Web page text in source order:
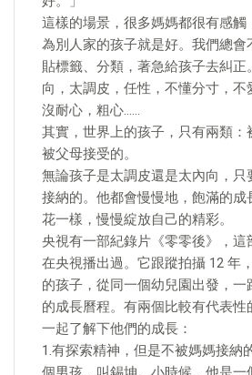
這樣的場景，很多媽媽都很有感觸
為別人家的孩子就是好。我們總會
貼標籤、分類，著急給孩子去糾正
向，太調皮，任性，不懂分寸，不
沒耐心，粗心……
其實，世界上的孩子，只有兩類：
被父母接受的。
無論孩子是太調皮還是太內向，只
接納的。他都會慢慢地，飽滿的成
花一樣，慢慢綻放自己的精彩。
央視有一部紀錄片《零零後》，這
在央視播出過。它跟蹤拍攝 12 年
的孩子，從同一個幼兒園出發，一
的成長曆程。有兩個比較有代表性
一起了解下他們的成長：
1.有探索精神，但是不被媽媽接納